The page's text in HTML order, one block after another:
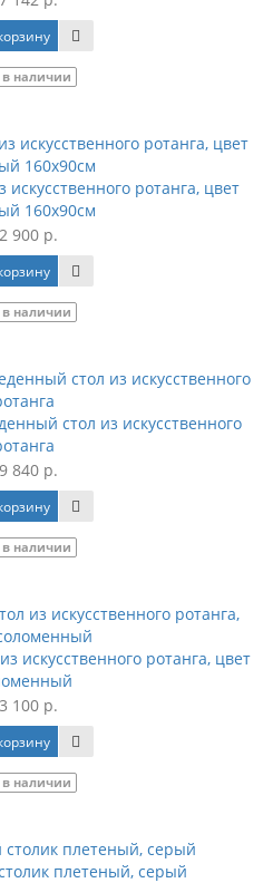
в наличии
ротанга, цвет
160х90см
900 р.
в наличии
стол из искусственного
840 р.
в наличии
искусственного ротанга, цвет
100 р.
в наличии
плетеный, серый